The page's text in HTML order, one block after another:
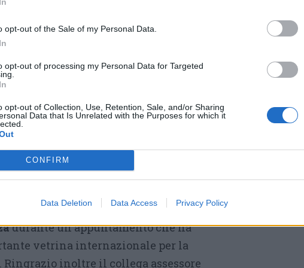
opt-out of the Sale of my Personal Data.
opt-out of processing my Personal Data for Targeted
opt-out of Collection, Use, Retention, Sale, and/or Sharing
Data that Is Unrelated with the Purposes for which it
CONFIRM
Data Deletion Data Access Privacy Policy
l’assessore regionale alla
Romano La Russa – è dedicata a
con professionalità, competenza
è stato possibile grazie alla capacità di
tra istituzioni e alla straordinaria
lombardo di Protezione civile e delle
l’assessore alla Casa e Housing sociale,
fondamentale per garantire sicurezza,
durante un appuntamento che ha
vetrina internazionale per la
Ringrazio inoltre il collega assessore